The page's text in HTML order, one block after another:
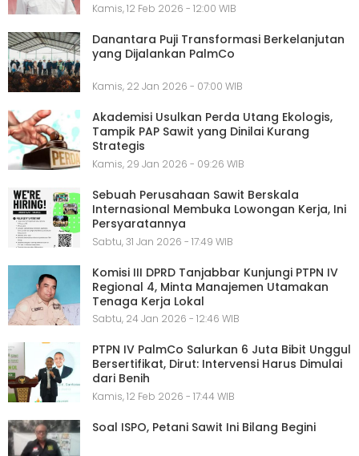
Kamis, 12 Feb 2026 - 12:00 WIB
Danantara Puji Transformasi Berkelanjutan
yang Dijalankan PalmCo
Kamis, 22 Jan 2026 - 07:00 WIB
Akademisi Usulkan Perda Utang Ekologis,
Tampik PAP Sawit yang Dinilai Kurang
Strategis
Kamis, 29 Jan 2026 - 09:26 WIB
Sebuah Perusahaan Sawit Berskala
Internasional Membuka Lowongan Kerja, Ini
Persyaratannya
Sabtu, 31 Jan 2026 - 17:49 WIB
Komisi III DPRD Tanjabbar Kunjungi PTPN IV
Regional 4, Minta Manajemen Utamakan
Tenaga Kerja Lokal
Sabtu, 24 Jan 2026 - 12:46 WIB
PTPN IV PalmCo Salurkan 6 Juta Bibit Unggul
Bersertifikat, Dirut: Intervensi Harus Dimulai
dari Benih
Kamis, 12 Feb 2026 - 17:44 WIB
Soal ISPO, Petani Sawit Ini Bilang Begini